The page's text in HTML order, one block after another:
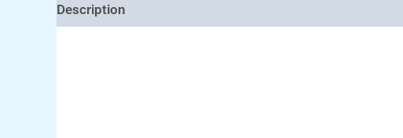
Description